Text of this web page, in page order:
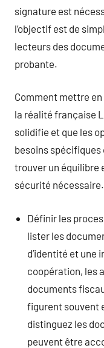
signature est
l’objectif est de
lecteurs des
probante.
Comment mettre en
la réalité française
solidifie et que les
besoins spécifiques
trouver un équilibre
sécurité nécessaire.
Définir les
lister les
d’identité et une
coopération, les
documents
figurent souvent
distinguez les
peuvent être